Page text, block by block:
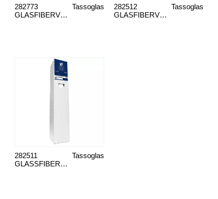
GLASFIBERVEV G135 UN GRUNNET
Tassoglas
282773
GLASFIBERVEV G45N
Tassoglas
282512
GLASSFIBERSTOFF G100N
Tassoglas
282511